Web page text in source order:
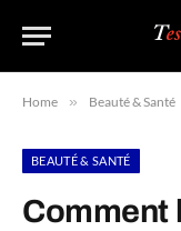
Home » Beauté & Santé
BEAUTÉ & SANTÉ
Comment